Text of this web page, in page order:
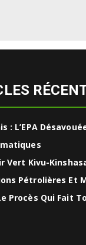
: L’EPA
Vert Kivu-
Pétrolières Et
Procès Qui Fait